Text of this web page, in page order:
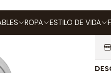
ROPA ESTILO DE VIDA